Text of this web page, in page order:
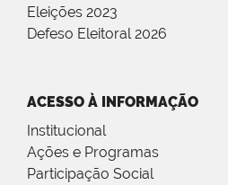
Eleições 2023
Defeso Eleitoral 2026
ACESSO À INFORMAÇÃO
Institucional
Ações e Programas
Participação Social